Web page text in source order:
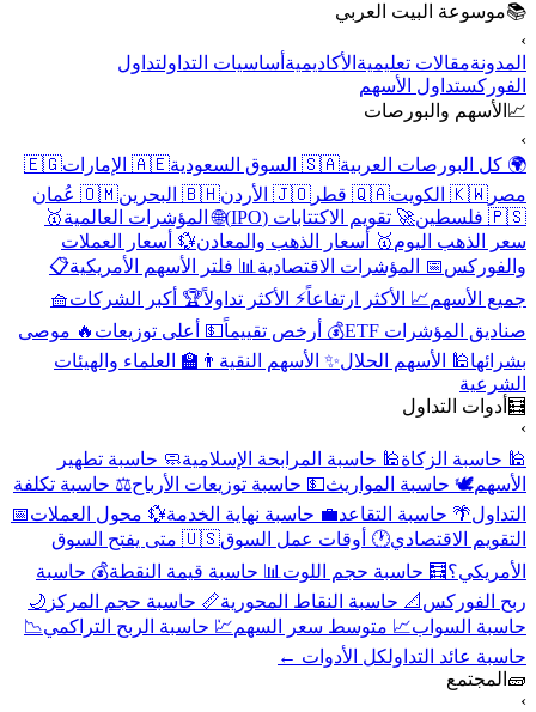
📚موسوعة البيت العربي
›
المدونةمقالات تعليمية الأكاديمية أساسيات التداولتداول
الفوركستداول الأسهم
📈 الأسهم والبورصات
›
🌍 كل البورصات العربية🇸🇦 السوق السعودية 🇦🇪 الإمارات
🇪🇬
مصر 🇰🇼 الكويت 🇶🇦 قطر 🇯🇴 الأردن 🇧🇭 البحرين
🇴🇲 عُمان
🇵🇸 فلسطين
🚀 تقويم الاكتتابات (IPO) 🌐 المؤشرات العالمية🥇
سعر الذهب اليوم🥇 أسعار الذهب والمعادن💱 أسعار العملات
والفوركس📅 المؤشرات الاقتصادية 📊 فلتر الأسهم الأمريكية📋
جميع الأسهم📈 الأكثر ارتفاعاً⚡ الأكثر تداولاً🏆 أكبر الشركات🧺
صناديق المؤشرات ETF
💰 أرخص تقييماً💵 أعلى توزيعات 🔥 موصى
بشرائها🕌 الأسهم الحلال✨ الأسهم النقية 👨‍🏫 العلماء والهيئات
الشرعية
🧮 أدوات التداول
›
🕌 حاسبة الزكاة🕌 حاسبة المرابحة الإسلامية🧼 حاسبة تطهير
الأسهم🕊️ حاسبة المواريث💵 حاسبة توزيعات الأرباح⚖️ حاسبة تكلفة
التداول🌴 حاسبة التقاعد💼 حاسبة نهاية الخدمة💱 محول العملات📅
التقويم الاقتصادي🕐 أوقات عمل السوق
🇺🇸 متى يفتح السوق
الأمريكي؟🧮 حاسبة حجم اللوت 📊 حاسبة قيمة النقطة💰 حاسبة
ربح الفوركس 📐 حاسبة النقاط المحورية📏 حاسبة حجم المركز 🌙
حاسبة السواب📈 متوسط سعر السهم💹 حاسبة الربح التراكمي📉
حاسبة عائد التداولكل الأدوات ←
🧱 المجتمع
›